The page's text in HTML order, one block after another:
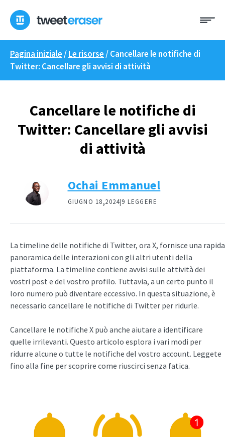
content
Pagina iniziale /Le risorse /Cancellare le notifiche di
Twitter: Cancellare gli avvisi di attività
Cancellare le notifiche di
Twitter: Cancellare gli avvisi
di attività
Ochai Emmanuel
GIUGNO 18,2024|9 LEGGERE
La timeline delle notifiche di Twitter, ora X, fornisce una rapida
panoramica delle interazioni con gli altri utenti della
piattaforma. La timeline contiene avvisi sulle attività dei
vostri post e del vostro profilo. Tuttavia, a un certo punto il
loro numero può diventare eccessivo. In questa situazione, è
necessario cancellare le notifiche di Twitter per ridurle.
Cancellare le notifiche X può anche aiutare a identificare
quelle irrilevanti. Questo articolo esplora i vari modi per
ridurre alcune o tutte le notifiche del vostro account. Leggete
fino alla fine per scoprire come riuscirci senza fatica.